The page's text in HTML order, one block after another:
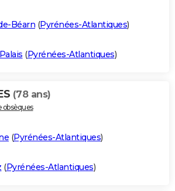
Béarn (Pyrénées-Atlantiques)
(Pyrénées-Atlantiques)
(78 ans)
(Pyrénées-Atlantiques)
(Pyrénées-Atlantiques)